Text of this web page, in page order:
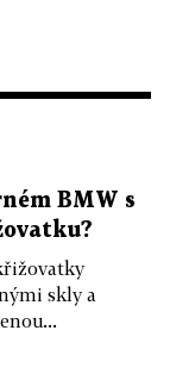
BMW s
skly a